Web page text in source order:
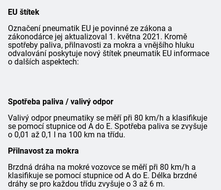
EU štítek
Označení pneumatik EU je povinné ze zákona a
zákonodárce jej aktualizoval 1. května 2021. Kromě
spotřeby paliva, přilnavosti za mokra a vnějšího hluku
odvalování poskytuje nový štítek pneumatik EU informace
o dalších aspektech:
Spotřeba paliva / valivý odpor
Valivý odpor pneumatiky se měří při 80 km/h a klasifikuje
se pomocí stupnice od A do E. Spotřeba paliva se zvyšuje
o 0,01 až 0,1 l na 100 km na třídu.
Přilnavost za mokra
Brzdná dráha na mokré vozovce se měří při 80 km/h a
klasifikuje se pomocí stupnice od A do E. Délka brzdné
dráhy se pro každou třídu zvyšuje o 3 až 6 m.